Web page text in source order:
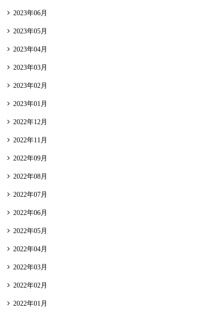
2023年06月
2023年05月
2023年04月
2023年03月
2023年02月
2023年01月
2022年12月
2022年11月
2022年09月
2022年08月
2022年07月
2022年06月
2022年05月
2022年04月
2022年03月
2022年02月
2022年01月